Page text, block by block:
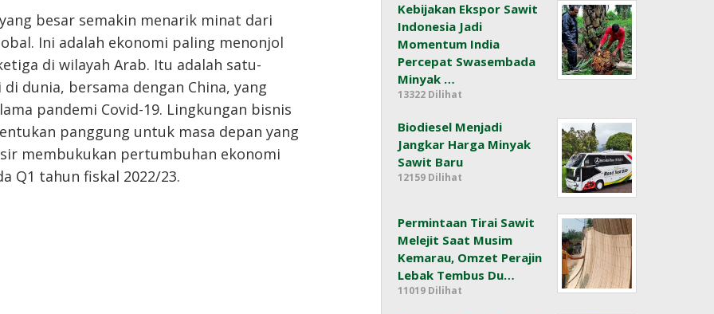
besar semakin menarik minat dari
Ini adalah ekonomi paling menonjol
di wilayah Arab. Itu adalah satu-
dunia, bersama dengan China, yang
pandemi Covid-19. Lingkungan bisnis
panggung untuk masa depan yang
membukukan pertumbuhan ekonomi
Q1 tahun fiskal 2022/23.
Kebijakan Ekspor Sawit
Indonesia Jadi
Momentum India
Percepat Swasembada
Minyak …
13322 Dilihat
Biodiesel Menjadi
Jangkar Harga Minyak
Sawit Baru
12159 Dilihat
Permintaan Tirai Sawit
Melejit Saat Musim
Kemarau, Omzet Perajin
Lebak Tembus Du…
11019 Dilihat